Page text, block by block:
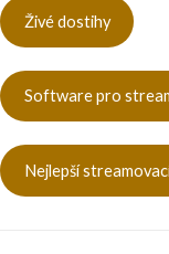
Živé dostihy
Software pro
Nejlepší